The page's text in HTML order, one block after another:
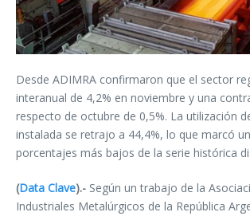
Desde ADIMRA confirmaron que el sector
interanual de 4,2% en noviembre y una
respecto de octubre de 0,5%. La utilización
instalada se retrajo a 44,4%, lo que marcó
porcentajes más bajos de la serie histórica
(Data Clave).- Según un trabajo de la
Industriales Metalúrgicos de la República